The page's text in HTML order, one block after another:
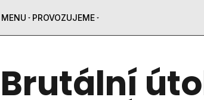
MENU PROVOZUJEME
Brutální